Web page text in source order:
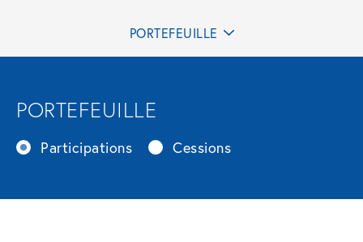
PORTEFEUILLE
PORTEFEUILLE
Participations Cessions